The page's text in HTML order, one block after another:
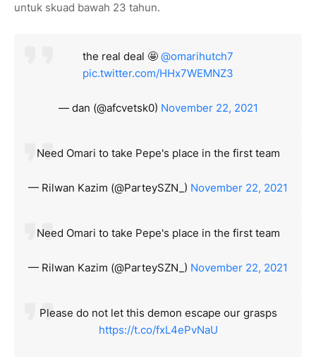
untuk skuad bawah 23 tahun.
the real deal 🤩 @omarihutch7
pic.twitter.com/HHx7WEMNZ3
— dan (@afcvetsk0) November 22, 2021
Need Omari to take Pepe's place in the first team
— Rilwan Kazim (@ParteySZN_) November 22, 2021
Need Omari to take Pepe's place in the first team
— Rilwan Kazim (@ParteySZN_) November 22, 2021
Please do not let this demon escape our grasps
https://t.co/fxL4ePvNaU